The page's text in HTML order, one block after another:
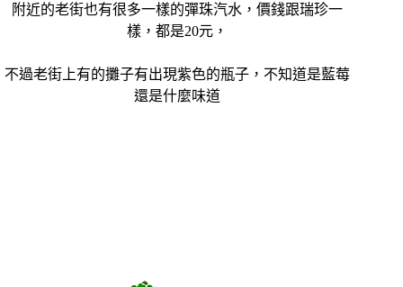
附近的老街也有很多一樣的彈珠汽水，價錢跟瑞珍一
樣，都是20元，
不過老街上有的攤子有出現紫色的瓶子，不知道是藍莓
還是什麼味道